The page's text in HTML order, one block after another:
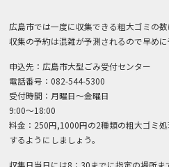
広島市では一度に収集できる粗大ゴミの数
収集の予約は混雑が予測されるので早め
申込先：広島市大型ごみ受付センター
電話番号：082-544-5300
受付時間：月曜日～金曜日
9:00～18:00
料金：250円,1000円の2種類の粗大ゴミ
するようにしましょう。
収集日当日には8：30までに指定の場所